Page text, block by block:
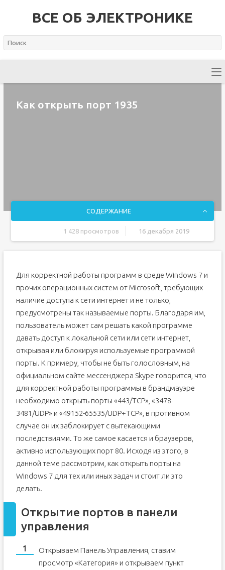
ВСЕ ОБ ЭЛЕКТРОНИКЕ
Как открыть порт 1935
СОДЕРЖАНИЕ
1 428 просмотров 16 декабря 2019
Как проверить открытые порты?
Что такое «Порт» и зачем он нужен
Проверка статуса портов
Открываем порт через Брандмауэр Windows
Применение стороннего софта CurrPorts
Преимущества
Недостатки
Работаем с UPnP Wizard
Преимущества
Недостатки
Онлайн-сервис 2ip.ru
Зачем нужно открывать порты?
Проверка порта
Открытие порта в фаерволе
Открытие порта в антивирусе
Для корректной работы программ в среде Windows 7 и
прочих операционных систем от Microsoft, требующих
наличие доступа к сети интернет и не только,
предусмотрены так называемые порты. Благодаря им,
пользователь может сам решать какой программе
давать доступ к локальной сети или сети интернет,
открывая или блокируя используемые программой
порты. К примеру, чтобы не быть голословным, на
официальном сайте мессенджера Skype говорится, что
для корректной работы программы в брандмауэре
необходимо открыть порты «443/TCP», «3478-
3481/UDP» и «49152-65535/UDP+TCP», в противном
случае он их заблокирует с вытекающими
последствиями. То же самое касается и браузеров,
активно использующих порт 80. Исходя из этого, в
данной теме рассмотрим, как открыть порты на
Windows 7 для тех или иных задач и стоит ли это
делать.
Открытие портов в панели
управления
Открываем Панель Управления, ставим
просмотр «Категория» и открываем пункт